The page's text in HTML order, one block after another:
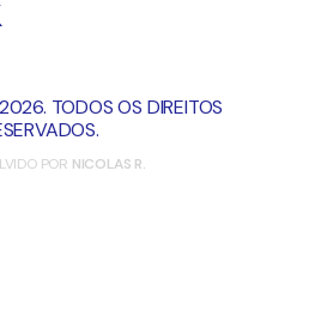
TODOS OS DIREITOS
POR NICOLAS R.